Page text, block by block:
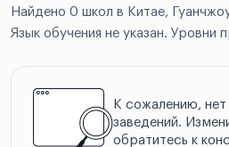
Найдено 0 школ в Китае,
Язык обучения не указан. Уровни
К сожалению,
заведений.
обратитесь к